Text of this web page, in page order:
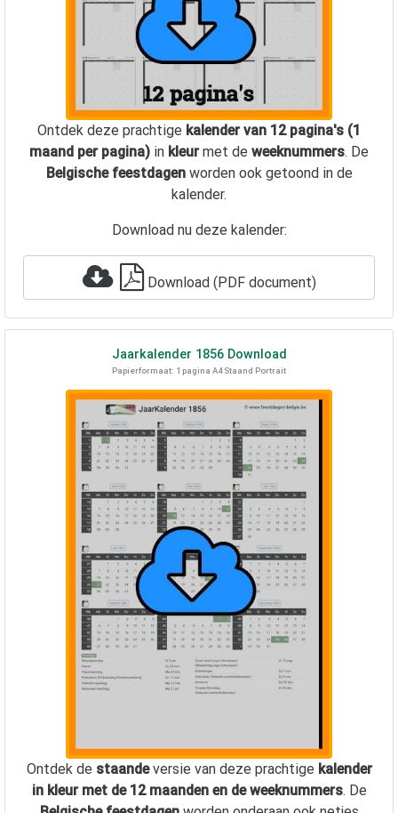
Ontdek deze prachtige kalender van 12 pagina's (1
maand per pagina) in kleurmet de weeknummers. De
Belgische feestdagenworden ook getoond in de
kalender.
Download nu deze kalender:
Download (PDF document)
Jaarkalender 1856Download
Papierformaat: 1 pagina A4 Staand Portrait
Ontdek de staandeversie van deze prachtige kalender
in kleur met de 12 maanden en de weeknummers. De